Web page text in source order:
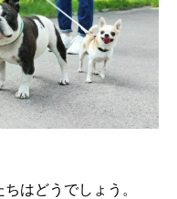
はどうでしょう。